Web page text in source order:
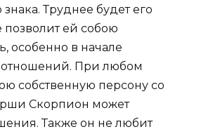
Труднее будет его
ей собою
особенно в начале
отношений. При любом
собственную персону со
Скорпион может
Также он не любит